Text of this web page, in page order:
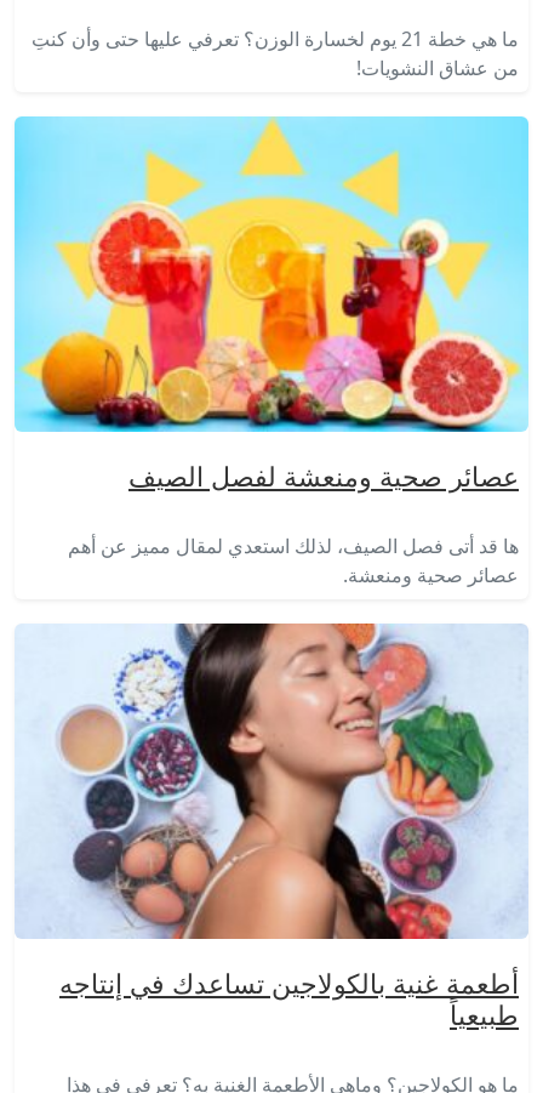
ما هي خطة 21 يوم لخسارة الوزن؟ تعرفي عليها حتى وأن كنتِ
من عشاق النشويات!
عصائر صحية ومنعشة لفصل الصيف
ها قد أتى فصل الصيف، لذلك استعدي لمقال مميز عن أهم
عصائر صحية ومنعشة.
أطعمة غنية بالكولاجين تساعدك في إنتاجه
طبيعياً
ما هو الكولاجين؟ وماهي الأطعمة الغنية به؟ تعرفي في هذا